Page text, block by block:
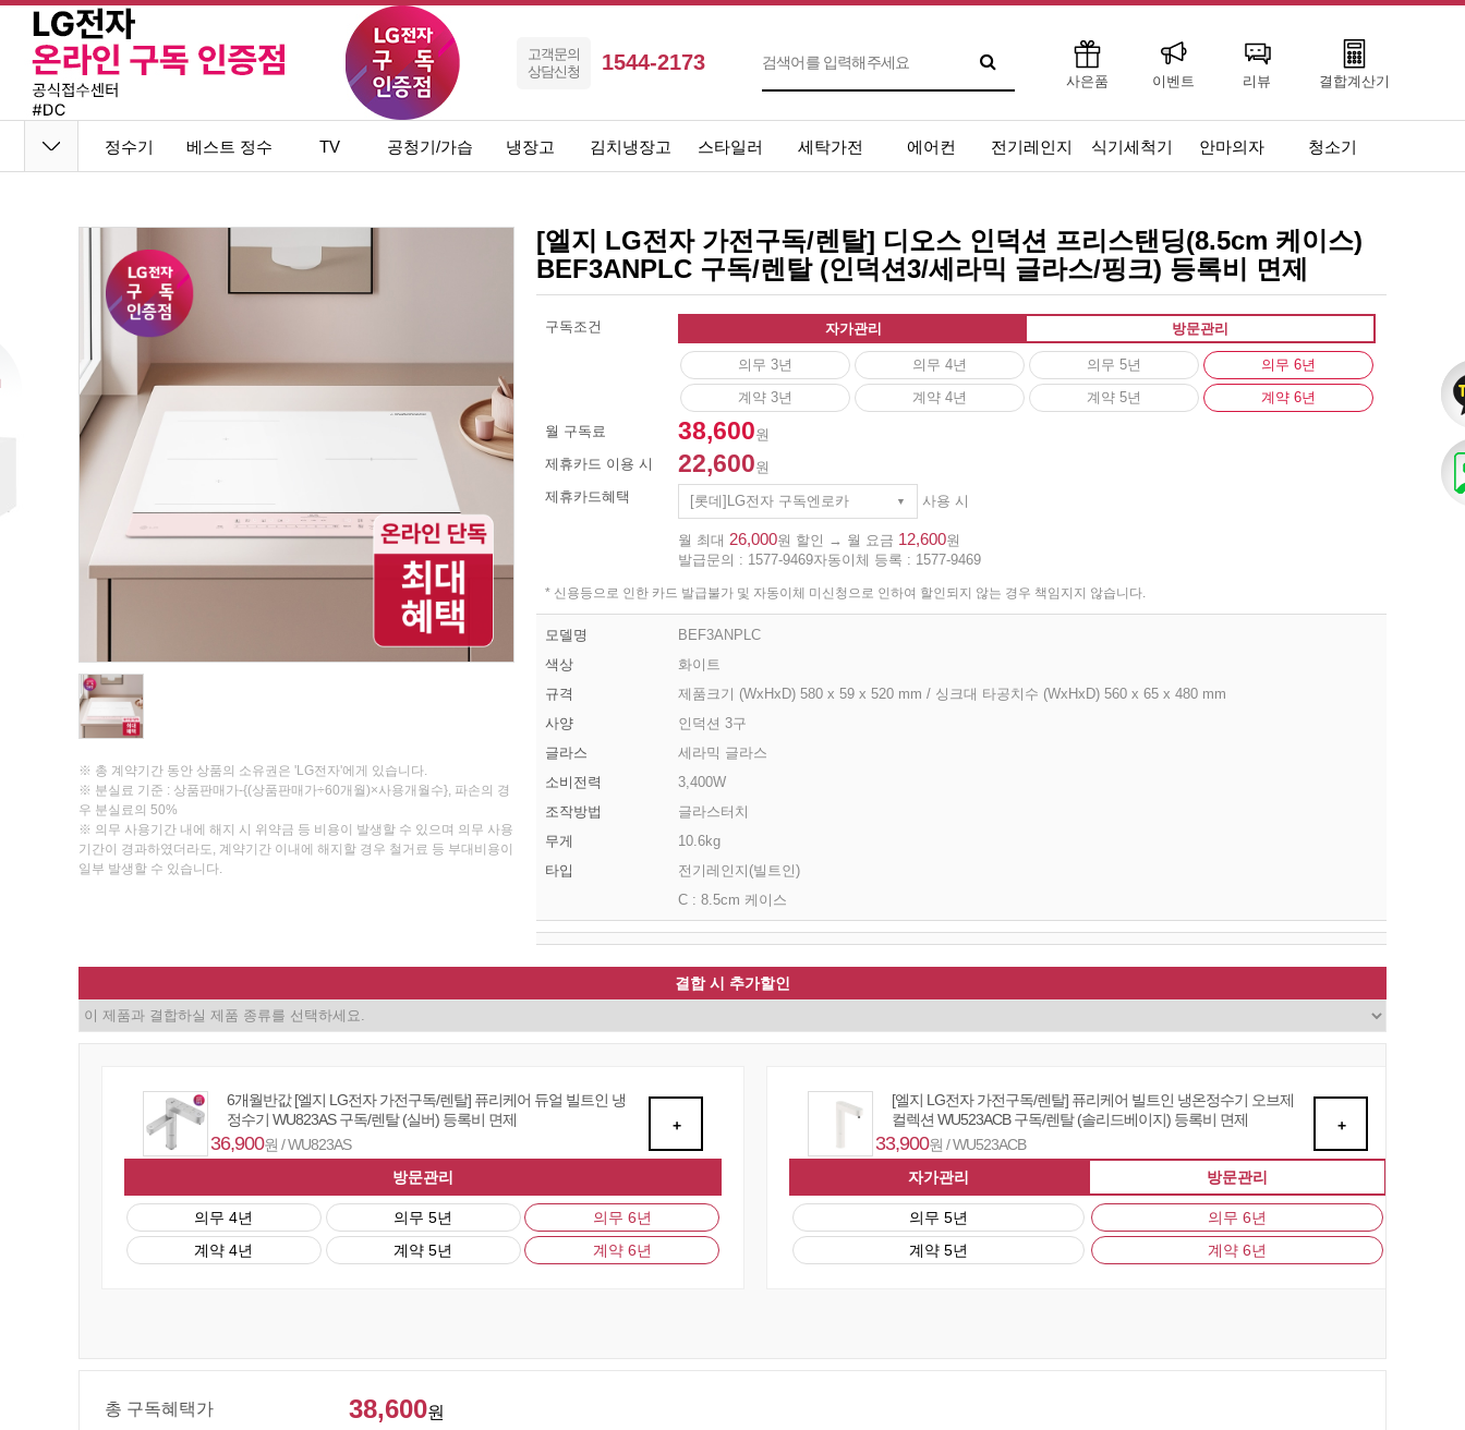
1544-2173
고객문의
상담신청
사은품 이벤트 리뷰 결합계산기
정수기 베스트 정수 TV 공청기/가습 냉장고 김치냉장고 스타일러 세탁가전 에어컨 전기레인지 식기세척기 안마의자 청소기
※ 총 계약기간 동안 상품의 소유권은 'LG전자'에게 있습니다.
※ 분실료 기준 : 상품판매가-{(상품판매가÷60개월)×사용개월수}, 파손의 경
우 분실료의 50%
※ 의무 사용기간 내에 해지 시 위약금 등 비용이 발생할 수 있으며 의무 사용
기간이 경과하였더라도, 계약기간 이내에 해지할 경우 철거료 등 부대비용이
일부 발생할 수 있습니다.
[엘지 LG전자 가전구독/렌탈] 디오스 인덕션 프리스탠딩(8.5cm 케이스)
BEF3ANPLC 구독/렌탈 (인덕션3/세라믹 글라스/핑크) 등록비 면제
구독조건 자가관리 방문관리
의무 3년
계약 3년
의무 4년
계약 4년
의무 5년
계약 5년
의무 6년
계약 6년
월 구독료 38,600원
제휴카드 이용 시
22,600원
제휴카드혜택
[롯데]LG전자 구독엔로카 사용 시
월 최대 26,000원 할인 → 월 요금 12,600원
발급문의 : 1577-9469자동이체 등록 : 1577-9469
* 신용등으로 인한 카드 발급불가 및 자동이체 미신청으로 인하여 할인되지 않는 경우 책임지지 않습니다.
모델명
BEF3ANPLC
색상
화이트
규격
제품크기 (WxHxD) 580 x 59 x 520 mm / 싱크대 타공치수 (WxHxD) 560 x 65 x 480 mm
사양
인덕션 3구
글라스
세라믹 글라스
소비전력
3,400W
조작방법
글라스터치
무게
10.6kg
타입
전기레인지(빌트인)
C : 8.5cm 케이스
결합 시 추가할인
6개월반값 [엘지 LG전자 가전구독/렌탈] 퓨리케어 듀얼 빌트인 냉
정수기 WU823AS 구독/렌탈 (실버) 등록비 면제
+
36,900원 / WU823AS
방문관리
의무 4년
계약 4년
의무 5년
계약 5년
의무 6년
계약 6년
[엘지 LG전자 가전구독/렌탈] 퓨리케어 빌트인 냉온정수기 오브제
컬렉션 WU523ACB 구독/렌탈 (솔리드베이지) 등록비 면제
+
33,900원 / WU523ACB
자가관리
방문관리
의무 5년
계약 5년
의무 6년
계약 6년
총 구독혜택가
38,600원